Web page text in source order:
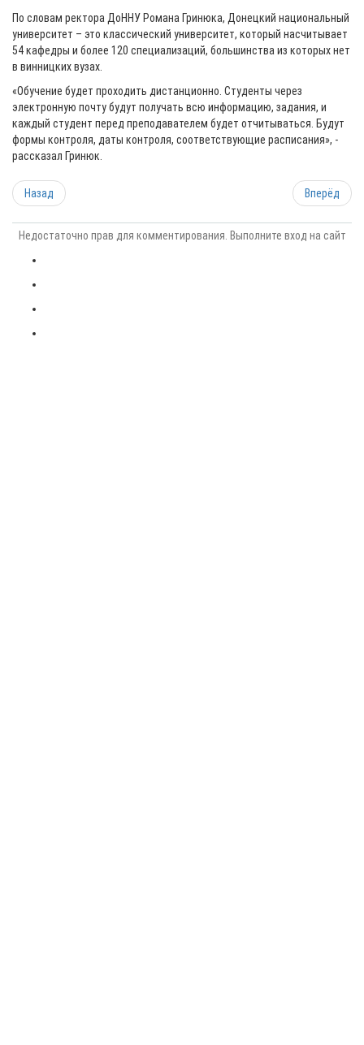
По словам ректора ДоННУ Романа Гринюка, Донецкий национальный
университет – это классический университет, который насчитывает
54 кафедры и более 120 специализаций, большинства из которых нет
в винницких вузах.
«Обучение будет проходить дистанционно. Студенты через
электронную почту будут получать всю информацию, задания, и
каждый студент перед преподавателем будет отчитываться. Будут
формы контроля, даты контроля, соответствующие расписания», -
рассказал Гринюк.
Назад Вперёд
Недостаточно прав для комментирования. Выполните вход на сайт